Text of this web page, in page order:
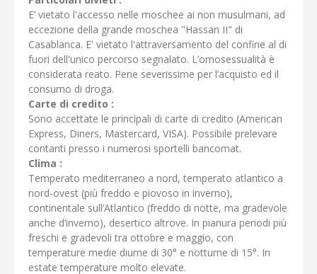
E’ vietato l'accesso nelle moschee ai non musulmani, ad
eccezione della grande moschea "Hassan II" di
Casablanca. E' vietato l'attraversamento del confine al di
fuori dell'unico percorso segnalato. L’omosessualità è
considerata reato. Pene severissime per l’acquisto ed il
consumo di droga.
Carte di credito :
Sono accettate le principali di carte di credito (American
Express, Diners, Mastercard, VISA). Possibile prelevare
contanti presso i numerosi sportelli bancomat.
Clima :
Temperato mediterraneo a nord, temperato atlantico a
nord-ovest (più freddo e piovoso in inverno),
continentale sull’Atlantico (freddo di notte, ma gradevole
anche d’inverno), desertico altrove. In pianura periodi più
freschi e gradevoli tra ottobre e maggio, con
temperature medie diurne di 30° e notturne di 15°. In
estate temperature molto elevate.